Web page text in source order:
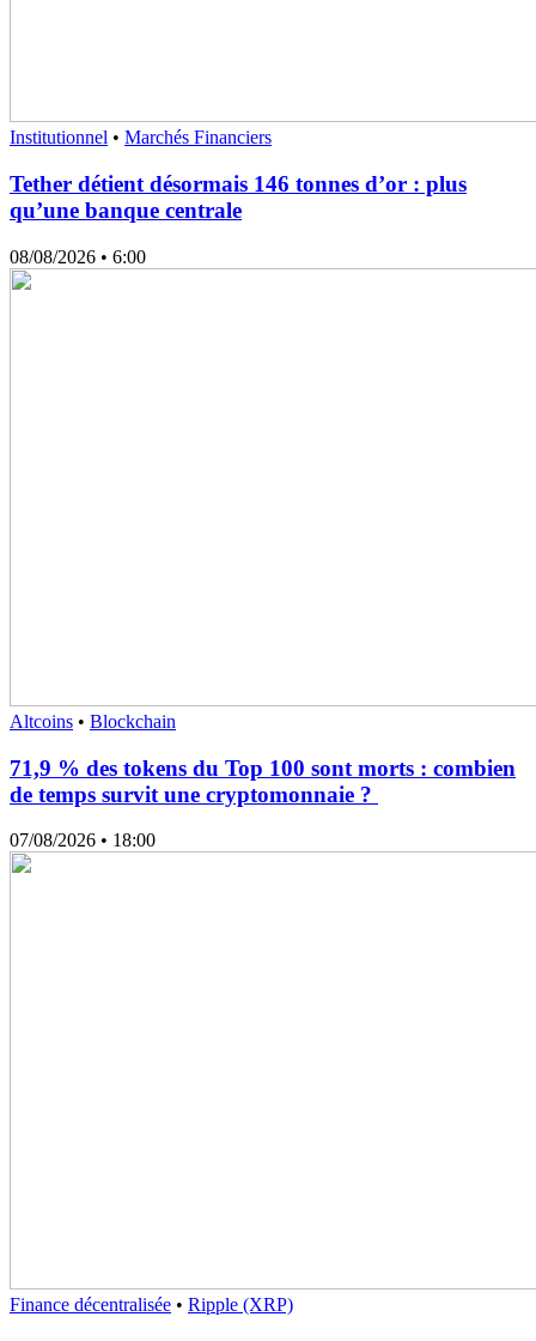
Institutionnel • Marchés Financiers
Tether détient désormais 146 tonnes d’or : plus
qu’une banque centrale
08/08/2026 • 6:00
Altcoins • Blockchain
71,9 % des tokens du Top 100 sont morts : combien
de temps survit une cryptomonnaie ?
07/08/2026 • 18:00
Finance décentralisée • Ripple (XRP)